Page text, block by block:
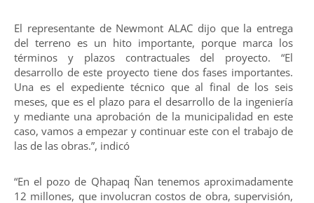
El representante de Newmont ALAC dijo que la entrega
del terreno es un hito importante, porque marca los
términos y plazos contractuales del proyecto. “El
desarrollo de este proyecto tiene dos fases importantes.
Una es el expediente técnico que al final de los seis
meses, que es el plazo para el desarrollo de la ingeniería
y mediante una aprobación de la municipalidad en este
caso, vamos a empezar y continuar este con el trabajo de
las de las obras.”, indicó
“En el pozo de Qhapaq Ñan tenemos aproximadamente
12 millones, que involucran costos de obra, supervisión,